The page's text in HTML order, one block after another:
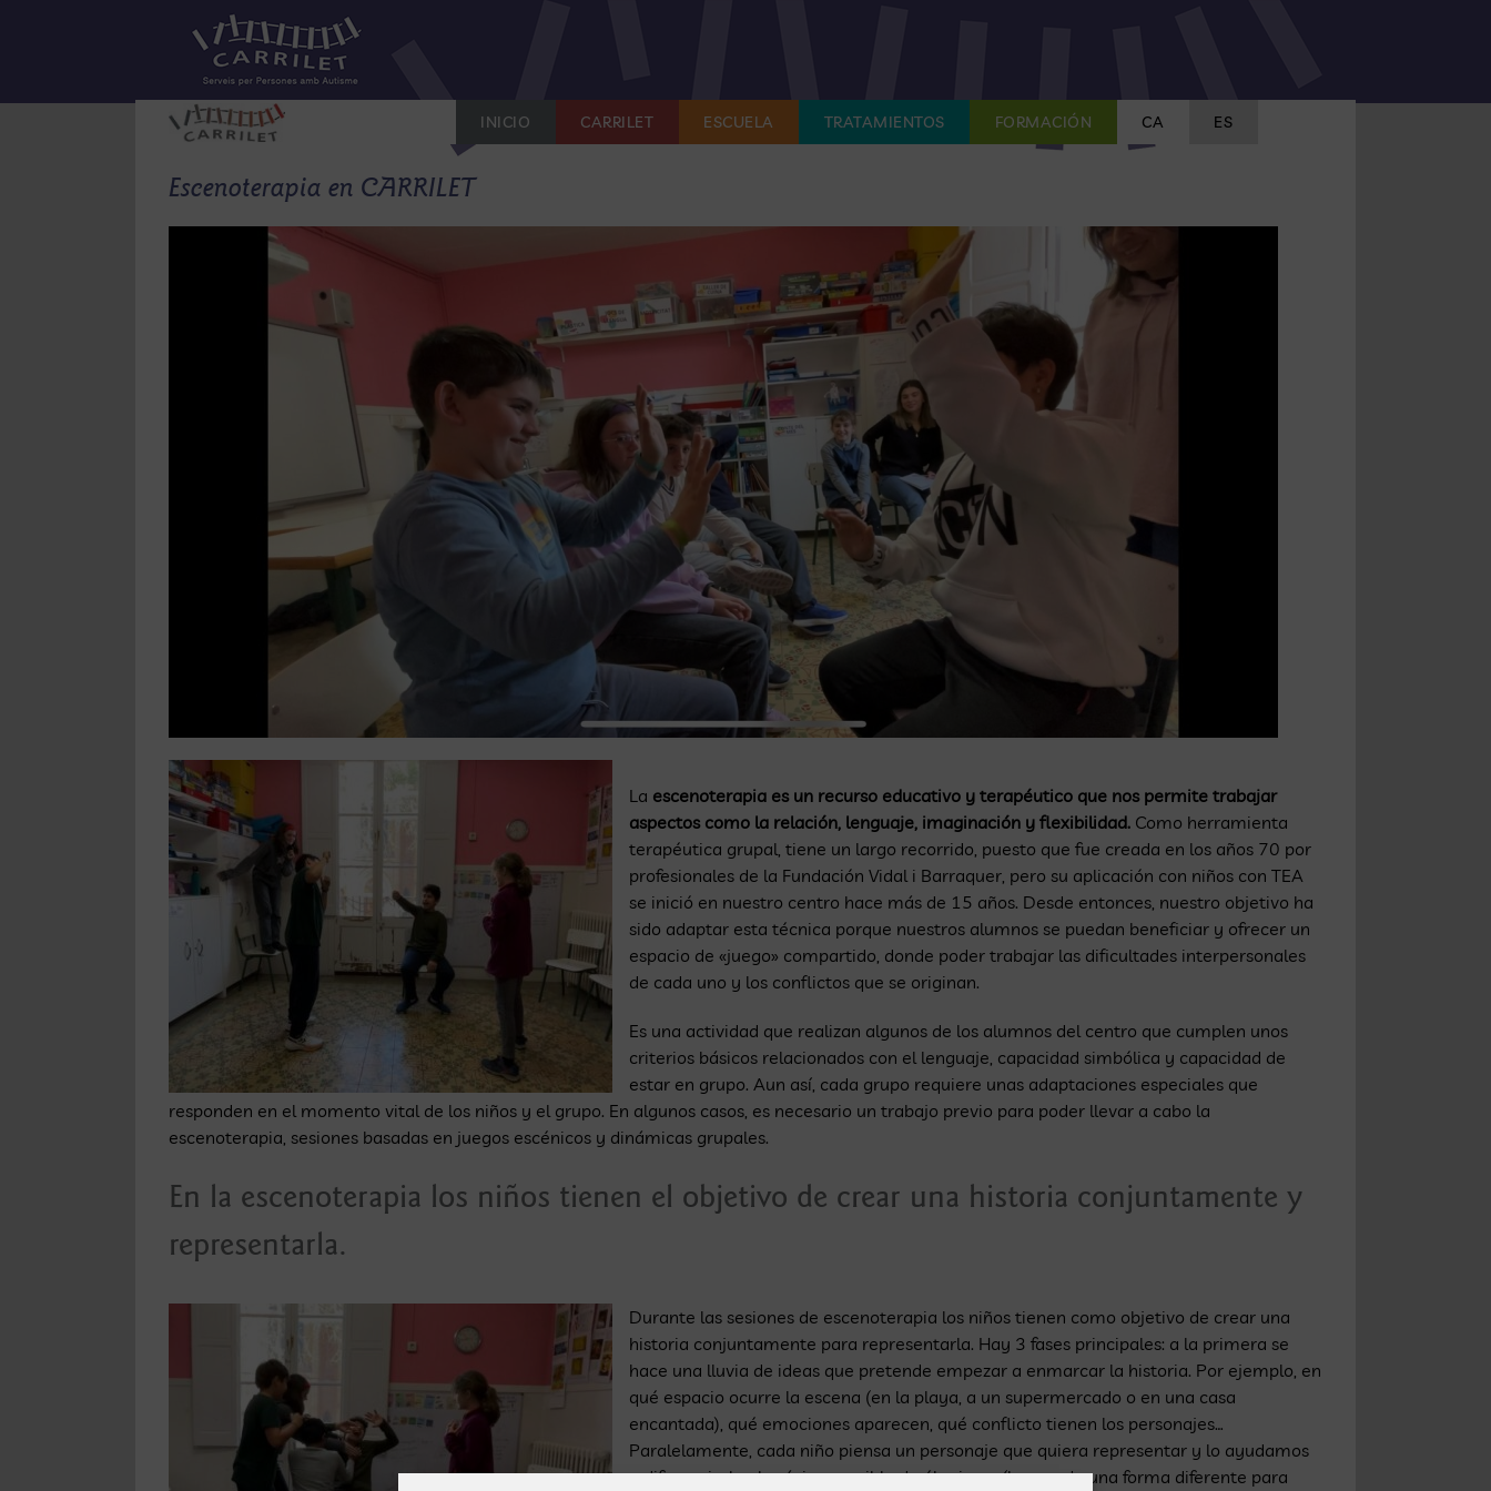
INICIO CARRILET ESCUELA TRATAMIENTOS FORMACIÓN CA ES
Escenoterapia en CARRILET
La escenoterapia es un recurso educativo y terapéutico que nos permite trabajar
aspectos como la relación, lenguaje, imaginación y flexibilidad.Como herramienta
terapéutica grupal, tiene un largo recorrido, puesto que fue creada en los años 70 por
profesionales de la Fundación Vidal i Barraquer, pero su aplicación con niños con TEA
se inició en nuestro centro hace más de 15 años. Desde entonces, nuestro objetivo ha
sido adaptar esta técnica porque nuestros alumnos se puedan beneficiar y ofrecer un
espacio de «juego» compartido, donde poder trabajar las dificultades interpersonales
de cada uno y los conflictos que se originan.
Es una actividad que realizan algunos de los alumnos del centro que cumplen unos
criterios básicos relacionados con el lenguaje, capacidad simbólica y capacidad de
estar en grupo. Aun así, cada grupo requiere unas adaptaciones especiales que
responden en el momento vital de los niños y el grupo. En algunos casos, es necesario un trabajo previo para poder llevar a cabo la
escenoterapia, sesiones basadas en juegos escénicos y dinámicas grupales.
En la escenoterapia los niños tienen el objetivo de crear una historia conjuntamente y
representarla.
Durante las sesiones de escenoterapia los niños tienen como objetivo de crear una
historia conjuntamente para representarla. Hay 3 fases principales: a la primera se
hace una lluvia de ideas que pretende empezar a enmarcar la historia. Por ejemplo, en
qué espacio ocurre la escena (en la playa, a un supermercado o en una casa
encantada), qué emociones aparecen, qué conflicto tienen los personajes…
Paralelamente, cada niño piensa un personaje que quiera representar y lo ayudamos
a diferenciarlo al máximo posible de él mismo (buscando una forma diferente para